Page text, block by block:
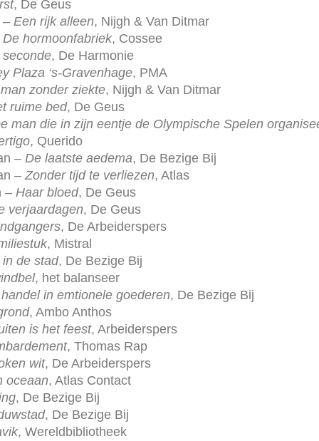
, De Geus
– Een rijk alleen, Nijgh & Van Ditmar
De hormoonfabriek, Cossee
, De Harmonie
Plaza ‘s-Gravenhage, PMA
zonder ziekte, Nijgh & Van Ditmar
ruime bed, De Geus
man die in zijn eentje de Olympische Spelen
, Querido
– De laatste aedema, De Bezige Bij
–Zonder tijd te verliezen, Atlas
– Haar bloed, De Geus
verjaardagen, De Geus
, De Arbeiderspers
, Mistral
de stad, De Bezige Bij
, het balanseer
in emtionele goederen, De Bezige Bij
, Ambo Anthos
is het feest, Arbeiderspers
, Thomas Rap
wit, De Arbeiderspers
oceaan, Atlas Contact
, De Bezige Bij
, De Bezige Bij
, Wereldbibliotheek